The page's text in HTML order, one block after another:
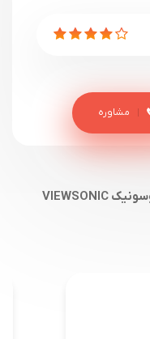
مشاوره
محصولات مشابه ویدئو پروژکتور ویوسونیک VIEWSONIC